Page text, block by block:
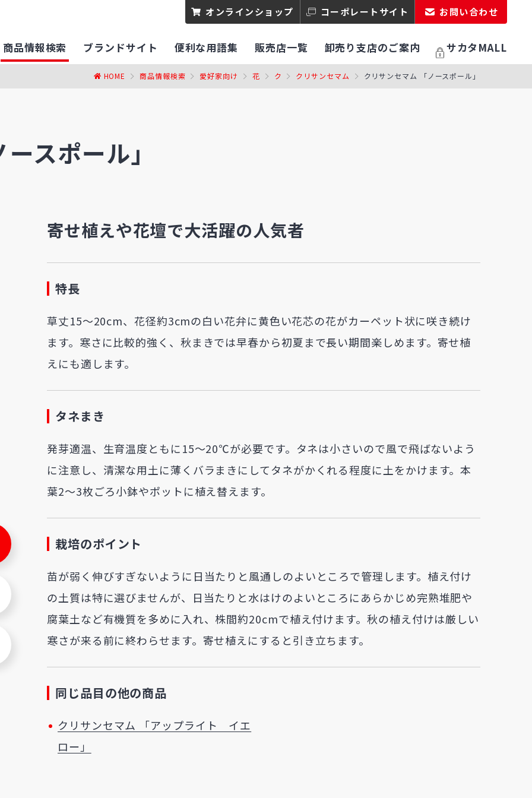
オンラインショップ コーポレートサイト お問い合わせ
商品情報検索 ブランドサイト 便利な用語集 販売店一覧 卸売り支店のご案内 サカタMALL
HOME 商品情報検索 愛好家向け 花 ク クリサンセマム クリサンセマム 「ノースポール」
スポール」
寄せ植えや花壇で大活躍の人気者
特長
草丈15～20cm、花径約3cmの白い花弁に黄色い花芯の花がカーペット状に咲き続け
ます。寒さに比較的強く、秋まきでは早春から初夏まで長い期間楽しめます。寄せ植
えにも適します。
タネまき
発芽適温、生育温度ともに15～20℃が必要です。タネは小さいので風で飛ばないよう
に注意し、清潔な用土に薄くバラまきにしてタネがかくれる程度に土をかけます。本
葉2～3枚ごろ小鉢やポットに植え替えます。
栽培のポイント
苗が弱く伸びすぎないように日当たりと風通しのよいところで管理します。植え付け
の土質は特に選びませんが、日当たりと水はけのよいところにあらかじめ完熟堆肥や
腐葉土など有機質を多めに入れ、株間約20cmで植え付けます。秋の植え付けは厳しい
寒さが来る前に終わらせます。寄せ植えにすると引き立ちます。
同じ品目の他の商品
クリサンセマム 「アップライト イエ
ロー」